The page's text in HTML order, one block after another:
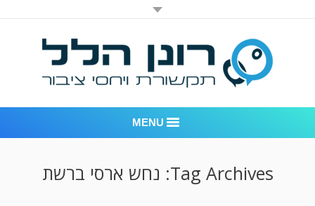
MENU
Tag Archives: נחש ארסי ברשת